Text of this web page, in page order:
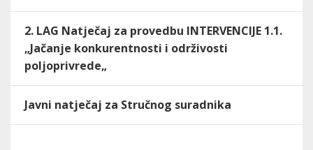
2. LAG Natječaj za provedbu INTERVENCIJE 1.1.
„Jačanje konkurentnosti i održivosti
poljoprivrede„
Javni natječaj za Stručnog suradnika